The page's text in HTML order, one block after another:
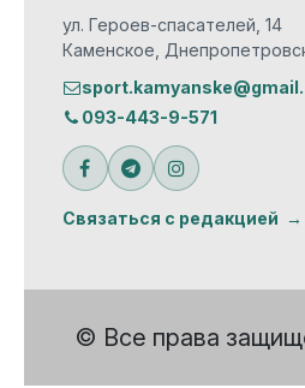
ул. Героев-спасателей, 14
Каменское,
093-443-9-571
Связаться с редакцией
© Все права